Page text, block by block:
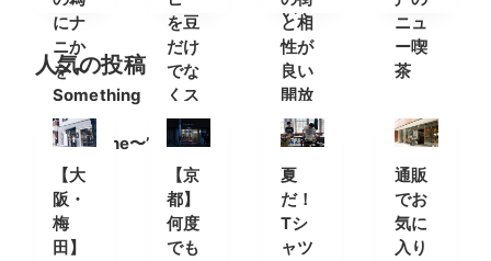
いて
にナ
ニか
を 〜
Something
for
Someone〜”
を豆
だけ
でな
くス
タン
ドで
も
と相
性が
良い
開放
的な
空間
に
ニュ
ー喫
茶
人気の投稿
【大
阪・
梅
田】
【京
都】
何度
でも
夏
だ！
Tシ
ャツ
通販
でお
気に
入り